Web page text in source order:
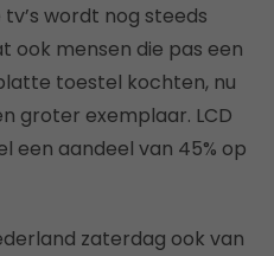
wordt nog steeds
ook mensen die pas een
toestel kochten, nu
groter exemplaar. LCD
een aandeel van 45% op
zaterdag ook van